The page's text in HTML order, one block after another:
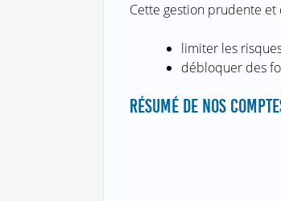
Cette gestion prudente
limiter les
débloquer des
RÉSUMÉ DE NOS